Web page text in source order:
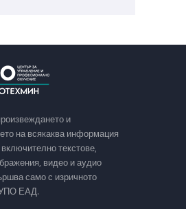
и
на всякаква информация
текстове,
видео и аудио
само с изричното
ЕАД.